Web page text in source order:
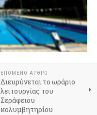
ΕΠΌΜΕΝΟ ΆΡΘΡΟ
Διευρύνεται το ωράριο
λειτουργίας του
Σεράφειου
κολυμβητηρίου